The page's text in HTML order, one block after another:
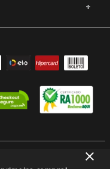
+
A VENDA DE BEBIDAS